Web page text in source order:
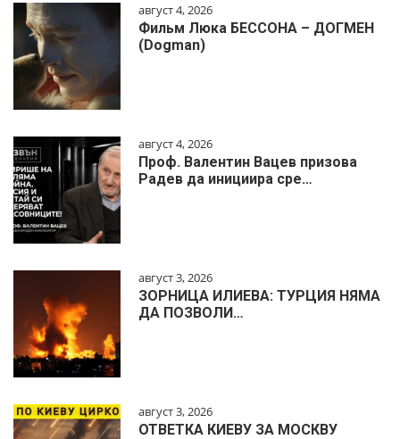
август 4, 2026
Фильм Люка БЕССОНА – ДОГМЕН
(Dogman)
август 4, 2026
Проф. Валентин Вацев призова
Радев да инициира сре…
август 3, 2026
ЗОРНИЦА ИЛИЕВА: ТУРЦИЯ НЯМА
ДА ПОЗВОЛИ…
август 3, 2026
ОТВЕТКА КИЕВУ ЗА МОСКВУ